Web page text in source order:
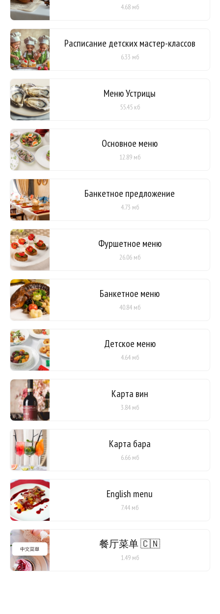
4.68 мб
Расписание детских мастер-классов
6.33 мб
Меню Устрицы
55.45 кб
Основное меню
12.89 мб
Банкетное предложение
4.73 мб
Фуршетное меню
26.06 мб
Банкетное меню
40.84 мб
Детское меню
4.64 мб
Карта вин
3.84 мб
Карта бара
6.66 мб
English menu
7.44 мб
餐厅菜单 🇨🇳
1.49 мб